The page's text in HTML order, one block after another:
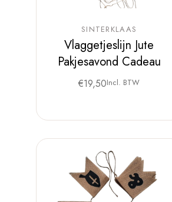
SINTERKLAAS
Vlaggetjeslijn Jute
Pakjesavond Cadeau
€19,50Incl. BTW